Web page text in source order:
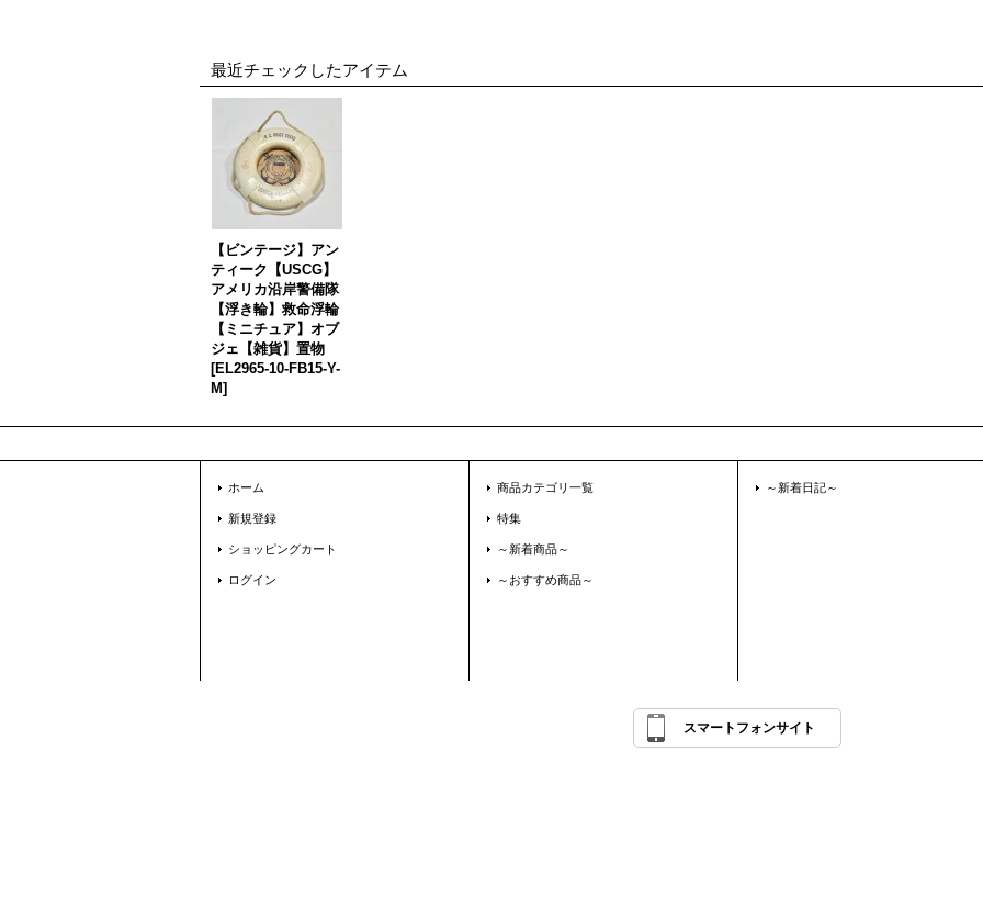
最近チェックしたアイテム
【ビンテージ】アン
ティーク【USCG】
アメリカ沿岸警備隊
【浮き輪】救命浮輪
【ミニチュア】オブ
ジェ【雑貨】置物
[EL2965-10-FB15-Y-
M]
ホーム
新規登録
ショッピングカート
ログイン
商品カテゴリ一覧
特集
～新着商品～
～おすすめ商品～
～新着日記～
スマートフォンサイト